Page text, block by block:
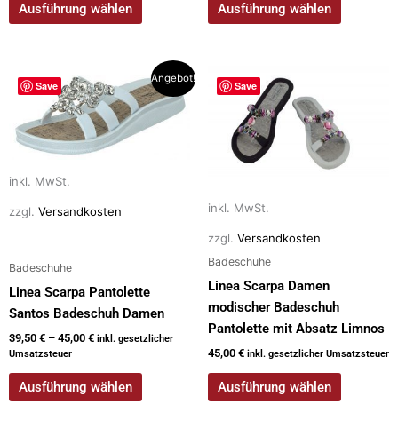
Ausführung wählen Ausführung wählen
Save
Angebot!
inkl. MwSt.
zzgl. Versandkosten
Badeschuhe
Linea Scarpa Pantolette
Santos Badeschuh Damen
39,50 € – 45,00 € inkl. gesetzlicher
Umsatzsteuer
Ausführung wählen
Dieses
Produkt
weist
mehrere
auf.
auf
der
Produktseite
gewählt
werden
Save
inkl. MwSt.
zzgl. Versandkosten
Badeschuhe
Linea Scarpa Damen
modischer Badeschuh
Pantolette mit Absatz Limnos
45,00 € inkl. gesetzlicher Umsatzsteuer
Ausführung wählen
Dieses
Produkt
mehrere
Varianten
Die
können
auf
der
Produktseite
gewählt
werden